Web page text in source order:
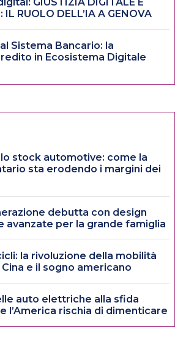
GIUSTIZIA DIGITALE E
IL RUOLO DELL’IA A GENOVA
Sistema Bancario: la
in Ecosistema Digitale
stock automotive: come la
sta erodendo i margini dei
debutta con design
avanzate per la grande famiglia
la rivoluzione della mobilità
e il sogno americano
auto elettriche alla sfida
l’America rischia di dimenticare